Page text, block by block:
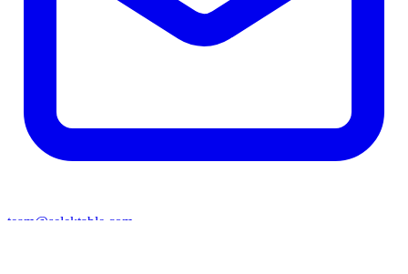
team@selektable.com